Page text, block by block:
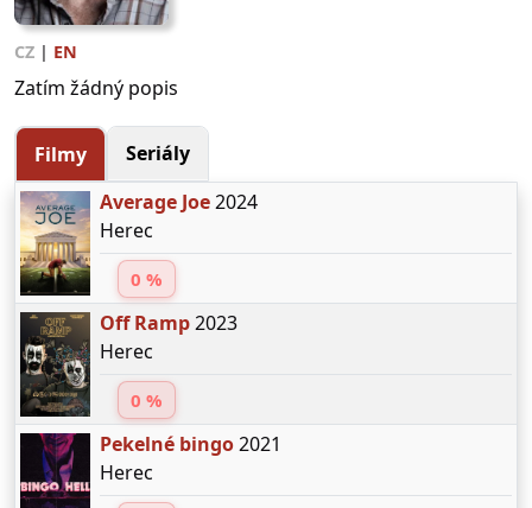
CZ | EN
Zatím žádný popis
Filmy
Seriály
Average Joe2024
Herec
0 %
Off Ramp2023
Herec
0 %
Pekelné bingo2021
Herec